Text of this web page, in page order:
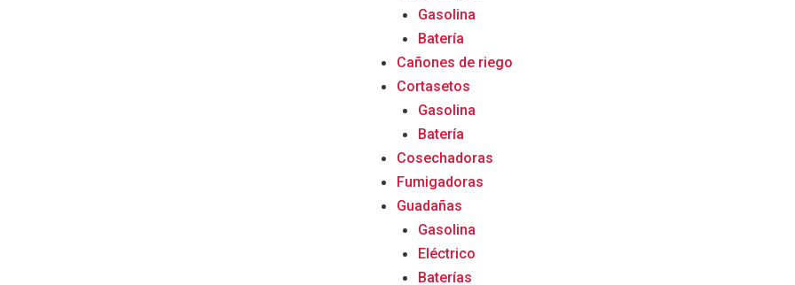
Gasolina
Batería
Cañones de riego
Cortasetos
Gasolina
Batería
Cosechadoras
Fumigadoras
Guadañas
Gasolina
Eléctrico
Baterías